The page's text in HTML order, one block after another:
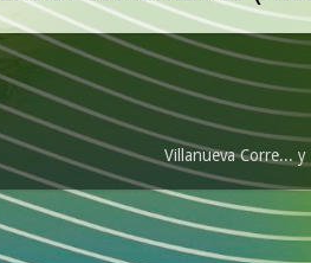
Villanueva Corre...